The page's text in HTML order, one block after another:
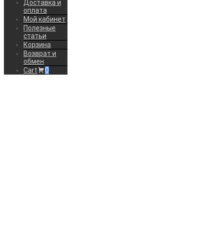
Доставка и
оплата
Мой кабинет
Полезные
статьи
Корзина
Возврат и
обмен
Cart
0